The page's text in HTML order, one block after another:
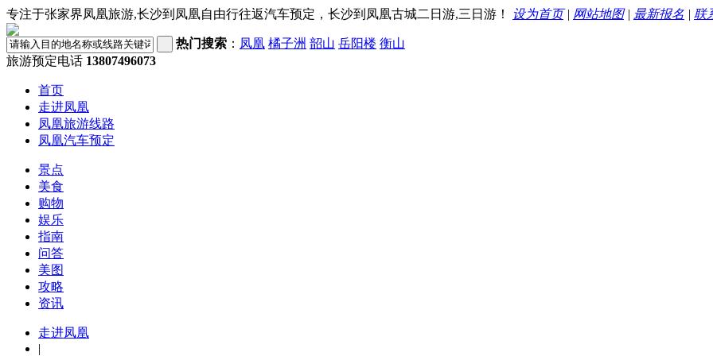
专注于张家界凤凰旅游,长沙到凤凰自由行往返汽车预定，长沙到凤凰古城二日游,三日游！ 设为首页| 网站地图| 最新报名 | 联
热门搜索 ： 凤凰 橘子洲 韶山 岳阳楼 衡山
旅游预定电话 13807496073
首页
走进凤凰
凤凰旅游线路
凤凰汽车预定
景点
美食
购物
娱乐
指南
问答
美图
攻略
资讯
走进凤凰
|